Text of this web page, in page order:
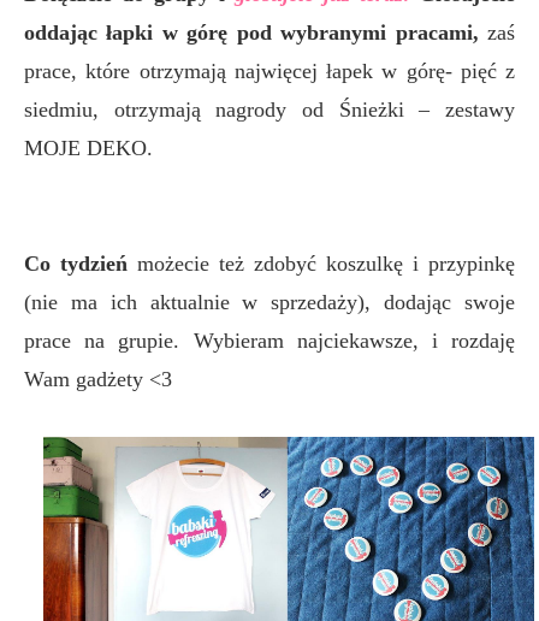
oddając łapki w górę pod wybranymi pracami, zaś
prace, które otrzymają najwięcej łapek w górę- pięć z
siedmiu, otrzymają nagrody od Śnieżki – zestawy
MOJE DEKO.
Co tydzień możecie też zdobyć koszulkę i przypinkę
(nie ma ich aktualnie w sprzedaży), dodając swoje
prace na grupie. Wybieram najciekawsze, i rozdaję
Wam gadżety <3